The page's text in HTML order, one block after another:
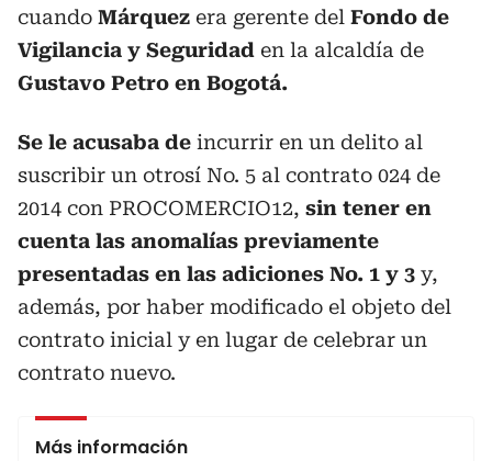
cuando Márquez era gerente del Fondo de
Vigilancia y Seguridad en la alcaldía de
Gustavo Petro en Bogotá.
Se le acusaba de incurrir en un delito al
suscribir un otrosí No. 5 al contrato 024 de
2014 con PROCOMERCIO12, sin tener en
cuenta las anomalías previamente
presentadas en las adiciones No. 1 y 3 y,
además, por haber modificado el objeto del
contrato inicial y en lugar de celebrar un
contrato nuevo.
Más información